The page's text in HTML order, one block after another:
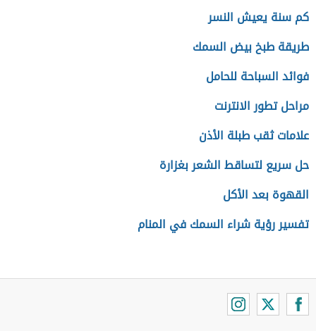
كم سنة يعيش النسر
طريقة طبخ بيض السمك
فوائد السباحة للحامل
مراحل تطور الانترنت
علامات ثقب طبلة الأذن
حل سريع لتساقط الشعر بغزارة
القهوة بعد الأكل
تفسير رؤية شراء السمك في المنام